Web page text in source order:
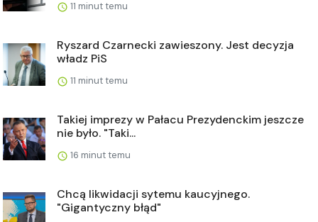
11 minut temu
Ryszard Czarnecki zawieszony. Jest decyzja
władz PiS
11 minut temu
Takiej imprezy w Pałacu Prezydenckim jeszcze
nie było. "Taki...
16 minut temu
Chcą likwidacji sytemu kaucyjnego.
"Gigantyczny błąd"